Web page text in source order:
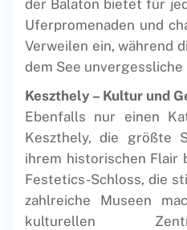
der Balaton bietet für
Uferpromenaden und
Verweilen ein, während
dem See
Keszthely – Kultur und
Ebenfalls nur einen
Keszthely, die größte
ihrem historischen Flair
Festetics-Schloss, die
zahlreiche Museen
kulturellen